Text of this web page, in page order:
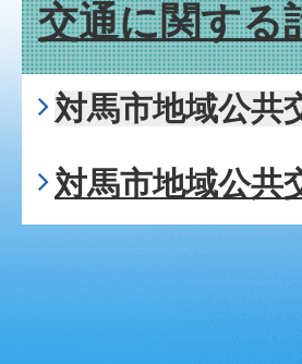
交通に関する
対馬市地域公共
対馬市地域公共